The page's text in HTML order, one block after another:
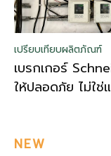
เปรียบเทียบผลิตภัณฑ์
เบรกเกอร์
ให้ปลอดภัย ไม่ใช่
NEW